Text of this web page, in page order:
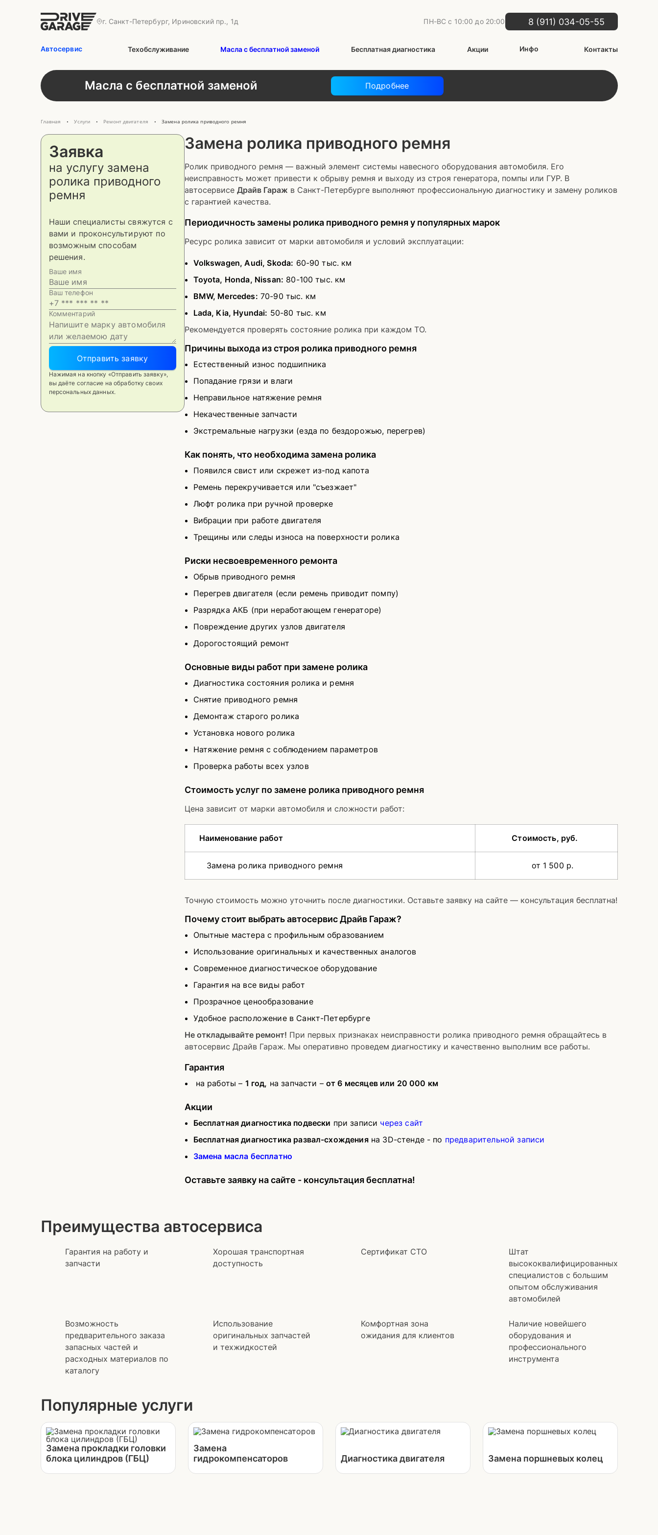
г. Санкт-Петербург, Ириновский пр., 1д ПН-ВС с 10:00 до 20:00 8 (911) 034-05-55
Автосервис Техобслуживание Масла с бесплатной заменой Бесплатная диагностика Акции Инфо Контакты
Масла с бесплатной заменой Подробнее
Главная • Услуги • Ремонт двигателя • Замена ролика приводного ремня
Заявка
на услугу замена
ролика приводного
ремня
Наши специалисты свяжутся с
вами и проконсультируют по
возможным способам
решения.
Ваше имя
Ваш телефон
Комментарий
Отправить заявку
Нажимая на кнопку «Отправить заявку»,
вы даёте согласие на обработку своих
персональных данных.
Замена ролика приводного ремня
Ролик приводного ремня — важный элемент системы навесного оборудования автомобиля. Его
неисправность может привести к обрыву ремня и выходу из строя генератора, помпы или ГУР. В
автосервисе Драйв Гараж в Санкт-Петербурге выполняют профессиональную диагностику и замену роликов
с гарантией качества.
Периодичность замены ролика приводного ремня у популярных марок
Ресурс ролика зависит от марки автомобиля и условий эксплуатации:
Volkswagen, Audi, Skoda: 60-90 тыс. км
Toyota, Honda, Nissan: 80-100 тыс. км
BMW, Mercedes: 70-90 тыс. км
Lada, Kia, Hyundai: 50-80 тыс. км
Рекомендуется проверять состояние ролика при каждом ТО.
Причины выхода из строя ролика приводного ремня
Естественный износ подшипника
Попадание грязи и влаги
Неправильное натяжение ремня
Некачественные запчасти
Экстремальные нагрузки (езда по бездорожью, перегрев)
Как понять, что необходима замена ролика
Появился свист или скрежет из-под капота
Ремень перекручивается или "съезжает"
Люфт ролика при ручной проверке
Вибрации при работе двигателя
Трещины или следы износа на поверхности ролика
Риски несвоевременного ремонта
Обрыв приводного ремня
Перегрев двигателя (если ремень приводит помпу)
Разрядка АКБ (при неработающем генераторе)
Повреждение других узлов двигателя
Дорогостоящий ремонт
Основные виды работ при замене ролика
Диагностика состояния ролика и ремня
Снятие приводного ремня
Демонтаж старого ролика
Установка нового ролика
Натяжение ремня с соблюдением параметров
Проверка работы всех узлов
Стоимость услуг по замене ролика приводного ремня
Цена зависит от марки автомобиля и сложности работ:
Наименование работ Стоимость, руб.
Замена ролика приводного ремня от 1 500 р.
Точную стоимость можно уточнить после диагностики. Оставьте заявку на сайте — консультация бесплатна!
Почему стоит выбрать автосервис Драйв Гараж?
Опытные мастера с профильным образованием
Использование оригинальных и качественных аналогов
Современное диагностическое оборудование
Гарантия на все виды работ
Прозрачное ценообразование
Удобное расположение в Санкт-Петербурге
Не откладывайте ремонт! При первых признаках неисправности ролика приводного ремня обращайтесь в
автосервис Драйв Гараж. Мы оперативно проведем диагностику и качественно выполним все работы.
Гарантия
на работы – 1 год, на запчасти – от 6 месяцев или 20 000 км
Акции
Бесплатная диагностика подвески при записи через сайт
Бесплатная диагностика развал-схожденияна 3D-стенде - по предварительной записи
Замена масла бесплатно
Оставьте заявку на сайте - консультация бесплатна!
Преимущества автосервиса
Гарантия на работу и
запчасти
Хорошая транспортная
доступность
Сертификат СТО
Штат
высококвалифицированных
специалистов с большим
опытом обслуживания
автомобилей
Возможность
предварительного заказа
запасных частей и
расходных материалов по
каталогу
Использование
оригинальных запчастей
и техжидкостей
Комфортная зона
ожидания для клиентов
Наличие новейшего
оборудования и
профессионального
инструмента
Популярные услуги
Замена прокладки головки
блока цилиндров (ГБЦ)
Замена
гидрокомпенсаторов
Диагностика двигателя Замена поршневых колец